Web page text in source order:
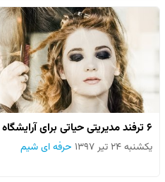
۶ ترفند مدیریتی حیاتی برای آرایشگاه ها و سایر کسب و کارهای کوچک
یکشنبه ۲۴ تیر ۱۳۹۷ حرفه ای شیم